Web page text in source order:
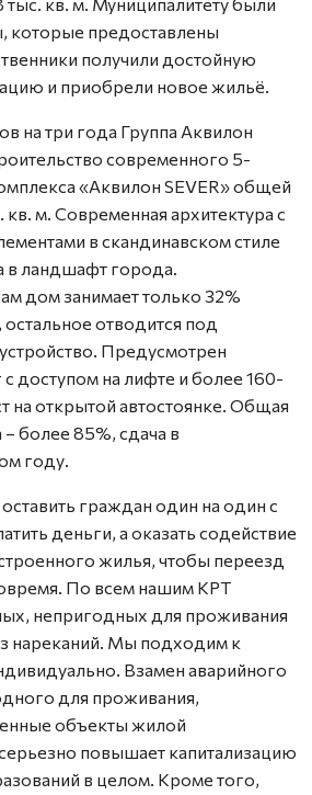
которые предоставлены
получили достойную
и приобрели новое жильё.
на три года Группа Аквилон
современного 5-
«Аквилон SEVER» общей
м. Современная архитектура с
в скандинавском стиле
в ландшафт города.
дом занимает только 32%
остальное отводится под
Предусмотрен
доступом на лифте и более 160-
на открытой автостоянке. Общая
более 85%, сдача в
году.
граждан один на один с
деньги, а оказать содействие
жилья, чтобы переезд
По всем нашим КРТ
непригодных для проживания
нареканий. Мы подходим к
Взамен аварийного
для проживания,
объекты жилой
повышает капитализацию
в целом. Кроме того,